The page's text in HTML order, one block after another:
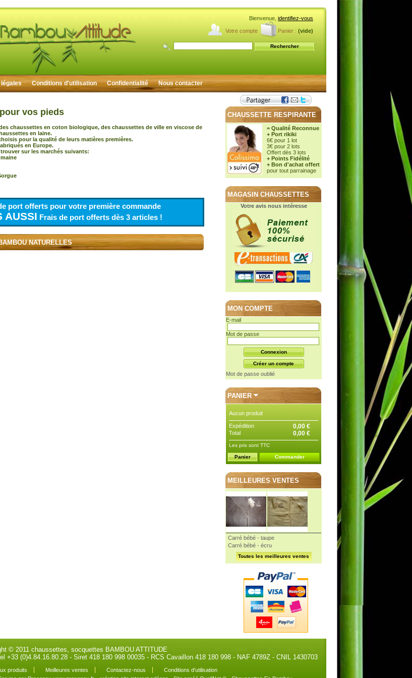
Bienvenue, identifiez-vous
Panier : (vide)
Votre compte
légales Conditions d'utilisation Confidentialité Nous contacter
vos pieds
chaussettes en coton biologique, des chaussettes de ville en viscose de
en laine.
pour la qualité de leurs matières premières.
en Europe.
sur les marchés suivants:
port offerts pour votre première commande
AUSSI Frais de port offerts dès 3 articles !
NATURELLES
CHAUSSETTE RESPIRANTE
= Qualité Reconnue
+ Port rikiki
6€ pour 1 lot
3€ pour 2 lots
Offert dès 3 lots
+ Points Fidélité
+ Bon d'achat offert
pour tout parrainage
MAGASIN CHAUSSETTES
Votre avis nous intéresse
MON COMPTE
E-mail
Mot de passe
Mot de passe oublié
PANIER
Aucun produit
Expédition 0,00 €
Total 0,00 €
Les prix sont TTC
Panier Commander
MEILLEURES VENTES
Carré bébé - taupe
Carré bébé - écru
Toutes les meilleures ventes
© 2011 chaussettes, socquettes BAMBOU ATTITUDE
+33 (0)4.84.16.80.28 - Siret 418 180 998 00035 - RCS Cavaillon 418 180 998 - NAF 4789Z - CNIL 1430703
produits Meilleures ventes Contactez-nous
Conditions d'utilisation